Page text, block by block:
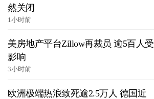
然关闭
1小时前
美房地产平台Zillow再裁员 逾5百人受
影响
3小时前
欧洲极端热浪致死逾2.5万人 德国近